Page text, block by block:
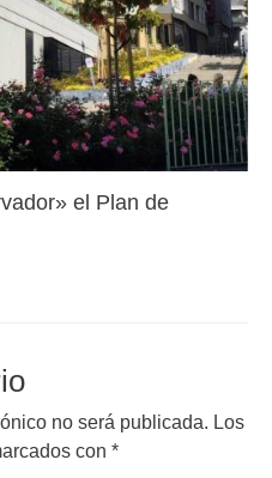
el Plan de
no será publicada. Los
con *